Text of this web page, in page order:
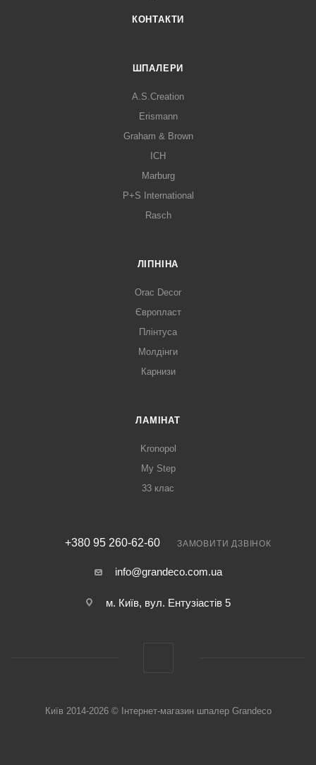
КОНТАКТИ
ШПАЛЕРИ
A.S.Creation
Erismann
Graham & Brown
ICH
Marburg
P+S International
Rasch
ЛІПНІНА
Orac Decor
Європласт
Плінтуса
Молдінги
Карнизи
ЛАМІНАТ
Kronopol
My Step
33 клас
+380 95 260-62-60 ЗАМОВИТИ ДЗВІНОК
info@grandeco.com.ua
м. Київ, вул. Ентузіастів 5
Київ 2014-2026 © Інтернет-магазин шпалер Grandeco